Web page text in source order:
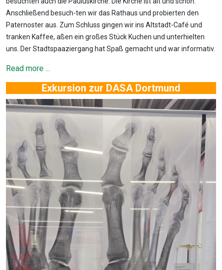
Anschließend besuch-ten wir das Rathaus und probierten den
Paternoster aus. Zum Schluss gingen wir ins Altstadt-Café und
tranken Kaffee, aßen ein großes Stück Kuchen und unterhielten
uns. Der Stadtspaaziergang hat Spaß gemacht und war informativ.
Read more ...
Exkursion zur DASA Dortmund